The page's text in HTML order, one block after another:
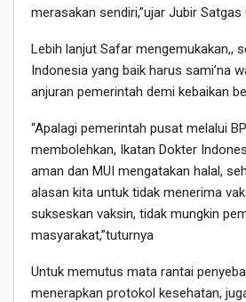
merasakan sendiri,”ujar Jubir
Lebih lanjut Safar mengemukakan,,
Indonesia yang baik harus sami’na
anjuran pemerintah demi kebaikan
“Apalagi pemerintah pusat melalui
membolehkan, Ikatan Dokter
aman dan MUI mengatakan halal,
alasan kita untuk tidak menerima
sukseskan vaksin, tidak mungkin
masyarakat,”tuturnya
Untuk memutus mata rantai
menerapkan protokol kesehatan,